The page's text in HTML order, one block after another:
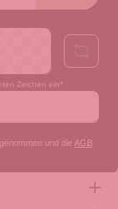
Zeichen ein*
und die AGB